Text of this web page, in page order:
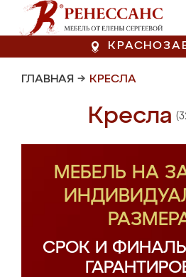
ГЛАВНАЯ → КРЕСЛА
Кресла
МЕБЕЛЬ НА
СРОК И